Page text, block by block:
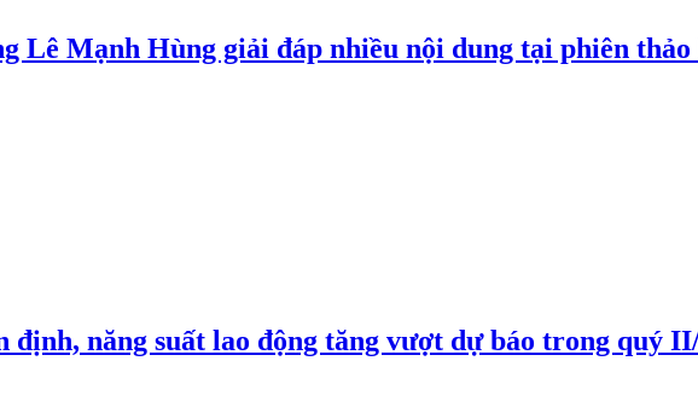
Lê Mạnh Hùng giải đáp nhiều nội dung tại phiên
năng suất lao động tăng vượt dự báo trong quý